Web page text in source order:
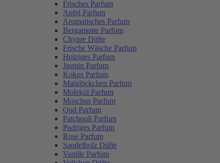
Frisches Parfum
Apfel Parfum
Aromatisches Parfum
Bergamotte Parfum
Chypre Düfte
Frische Wäsche Parfum
Holziges Parfum
Jasmin Parfum
Kokos Parfum
Maiglöckchen Parfum
Molekül Parfum
Moschus Parfum
Oud Parfum
Patchouli Parfum
Pudriges Parfum
Rose Parfum
Sandelholz Düfte
Vanille Parfum